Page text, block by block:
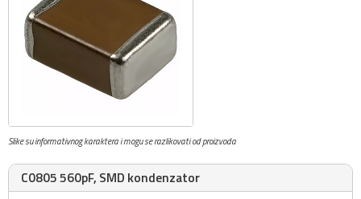
Slike su informativnog karaktera i mogu se razlikovati od proizvoda
C0805 560pF, SMD kondenzator